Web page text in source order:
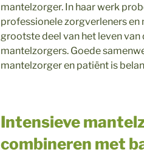
mantelzorger. In haar werk
professionele zorgverleners en
grootste deel van het leven
mantelzorgers. Goede
mantelzorger en patiënt is
Intensieve
combineren met